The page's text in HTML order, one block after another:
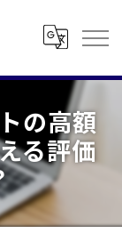
の高額
る評価